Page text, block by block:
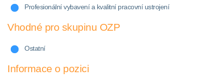
Profesionální vybavení a kvalitní pracovní ustrojení
Vhodné pro skupinu OZP
Ostatní
Informace o pozici